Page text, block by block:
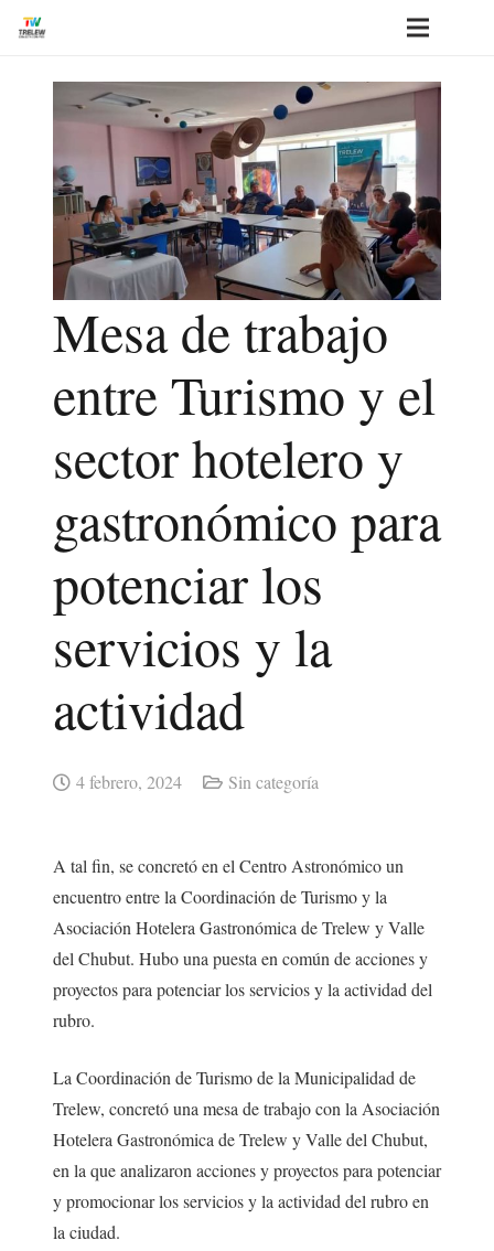
Mesa de trabajo
entre Turismo y el
sector hotelero y
gastronómico para
potenciar los
servicios y la
actividad
4 febrero, 2024 Sin categoría
A tal fin, se concretó en el Centro Astronómico un
encuentro entre la Coordinación de Turismo y la
Asociación Hotelera Gastronómica de Trelew y Valle
del Chubut. Hubo una puesta en común de acciones y
proyectos para potenciar los servicios y la actividad del
rubro.
La Coordinación de Turismo de la Municipalidad de
Trelew, concretó una mesa de trabajo con la Asociación
Hotelera Gastronómica de Trelew y Valle del Chubut,
en la que analizaron acciones y proyectos para potenciar
y promocionar los servicios y la actividad del rubro en
la ciudad.